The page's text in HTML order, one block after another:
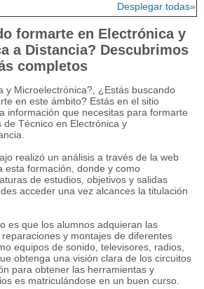
Desplegar todas»
formarte en Electrónica y
a Distancia? Descubrimos
completos
y Microelectrónica?, ¿Estás buscando
en este ámbito? Estás en el sitio
información que necesitas para formarte
Técnico en Electrónica y
realizó un análisis a través de la web
esta formación, donde y como
de estudios, objetivos y salidas
acceder una vez alcances la titulación
es que los alumnos adquieran las
y montajes de diferentes
equipos de sonido, televisores, radios,
obtenga una visión clara de los circuitos
para obtener las herramientas y
es matriculándose en un buen curso.